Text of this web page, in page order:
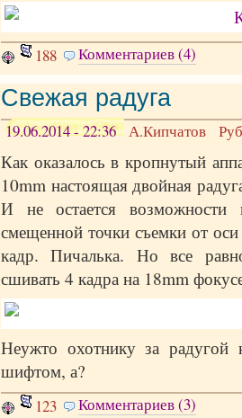
188 Комментариев (4)
Свежая радуга
19.06.2014 - 22:36 А.Кипчатов
Как оказалось в кропнутый
10mm настоящая двойная
И не остается возможности
смещенной точки съемки от оси
кадр. Пичалька. Но все
сшивать 4 кадра на 18mm
Неужто охотнику за радугой
шифтом, а?
123 Комментариев (3)